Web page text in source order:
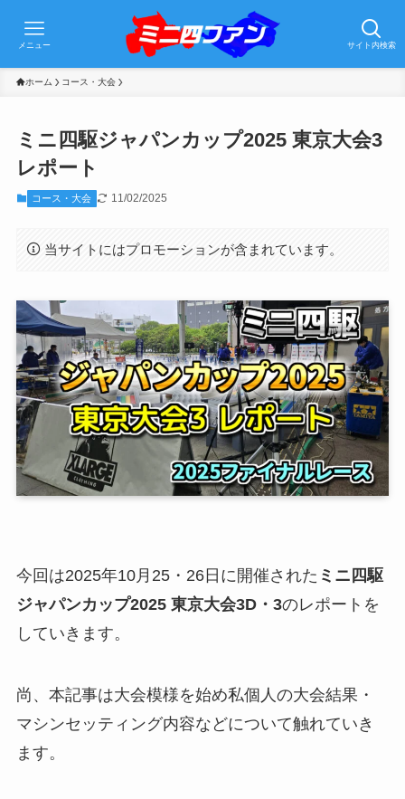
サイト内検索
メニュー
ホーム コース・大会
ミニ四駆ジャパンカップ2025 東京大会3
レポート
コース・大会 11/02/2025
当サイトにはプロモーションが含まれています。
今回は2025年10月25・26日に開催された ミニ四駆
ジャパンカップ2025 東京大会3D・3のレポートを
していきます。
尚、本記事は大会模様を始め私個人の大会結果・
マシンセッティング内容などについて触れていき
ます。